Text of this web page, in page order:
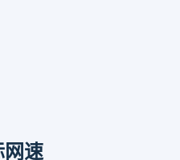
网速